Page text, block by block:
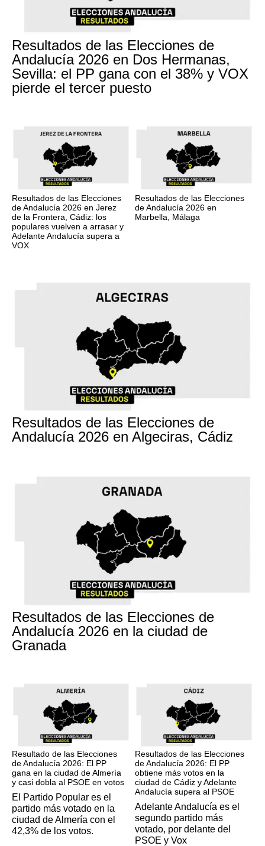
Resultados de las Elecciones de
Andalucía 2026 en Dos Hermanas,
Sevilla: el PP gana con el 38% y VOX
pierde el tercer puesto
Resultados de las Elecciones
de Andalucía 2026 en Jerez
de la Frontera, Cádiz: los
populares vuelven a arrasar y
Adelante Andalucía supera a
VOX
Resultados de las Elecciones
de Andalucía 2026 en
Marbella, Málaga
Resultados de las Elecciones de
Andalucía 2026 en Algeciras, Cádiz
Resultados de las Elecciones de
Andalucía 2026 en la ciudad de
Granada
Resultado de las Elecciones
de Andalucía 2026: El PP
gana en la ciudad de Almería
y casi dobla al PSOE en votos
El Partido Popular es el
partido más votado en la
ciudad de Almería con el
42,3% de los votos.
Resultados de las Elecciones
de Andalucía 2026: El PP
obtiene más votos en la
ciudad de Cádiz y Adelante
Andalucía supera al PSOE
Adelante Andalucía es el
segundo partido más
votado, por delante del
PSOE y Vox